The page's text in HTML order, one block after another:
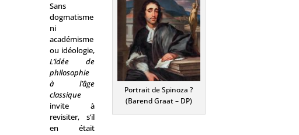
Portrait de Spinoza ?
(Barend Graat – DP)
Sans
dogmatisme
ni
académisme
ou idéologie,
L’idée de
philosophie
à l’âge
classique
invite à
revisiter, s’il
en était